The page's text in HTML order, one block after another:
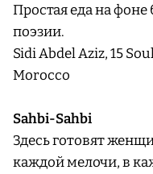
Простая еда на
поэзии.
Sidi Abdel Aziz, 15
Morocco
Sahbi-Sahbi
Здесь готовят
каждой мелочи, в